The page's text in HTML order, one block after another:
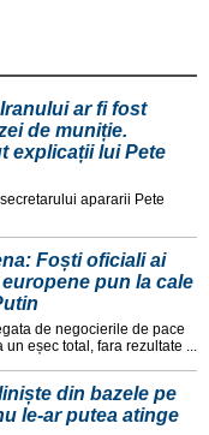
ar fi fost
de muniție.
explicații lui Pete
apararii Pete
Foști oficiali ai
pun la cale
de negocierile de pace
eșec total, fara rezultate ...
din bazele pe
le-ar putea atinge